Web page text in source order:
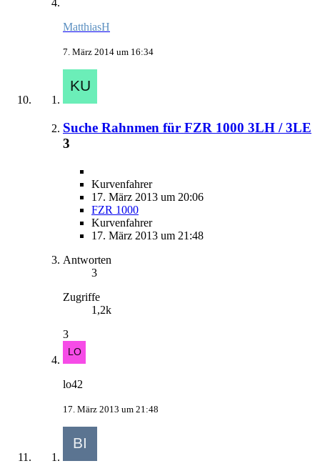
MatthiasH
7. März 2014 um 16:34
Suche Rahnmen für FZR 1000 3LH / 3LE
3
Kurvenfahrer
17. März 2013 um 20:06
FZR 1000
Kurvenfahrer
17. März 2013 um 21:48
Antworten
3
Zugriffe
1,2k
3
lo42
17. März 2013 um 21:48